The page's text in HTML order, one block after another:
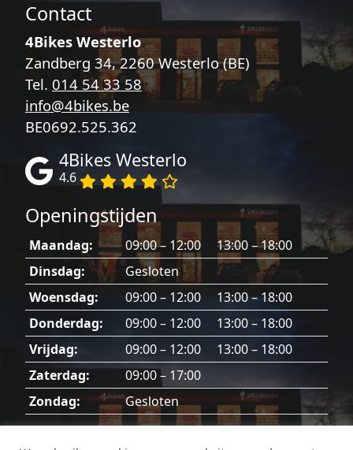
Contact
4Bikes Westerlo
Zandberg 34, 2260 Westerlo (BE)
Tel. 014 54 33 58
info@4bikes.be
BE0692.525.362
4Bikes Westerlo
4.6
Openingstijden
Maandag:
09:00 – 12:00 13:00 – 18:00
Dinsdag:
Gesloten
Woensdag:
09:00 – 12:00 13:00 – 18:00
Donderdag:
09:00 – 12:00 13:00 – 18:00
Vrijdag:
09:00 – 12:00 13:00 – 18:00
Zaterdag:
09:00 – 17:00
Zondag:
Gesloten